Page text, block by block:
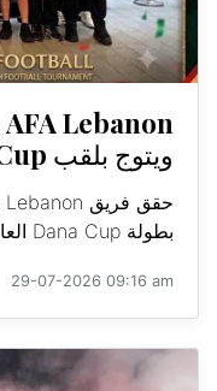
ويتوج بلقب Dana Cup العالمية
بطولة Dana Cup العالمية في الدنمارك لفئة...
29-07-2026 09:16 am